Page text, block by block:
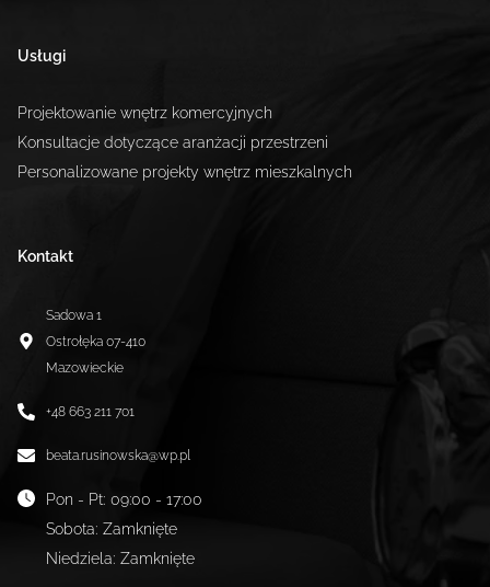
Kontakt
Sadowa 1
Ostrołęka 07-410
Mazowieckie
+48 663 211 701
beata.rusinowska@wp.pl
Pon - Pt: 09:00 - 17:00
Sobota: Zamknięte
Niedziela: Zamknięte
Usługi
Projektowanie wnętrz komercyjnych
Konsultacje dotyczące aranżacji przestrzeni
Personalizowane projekty wnętrz mieszkalnych